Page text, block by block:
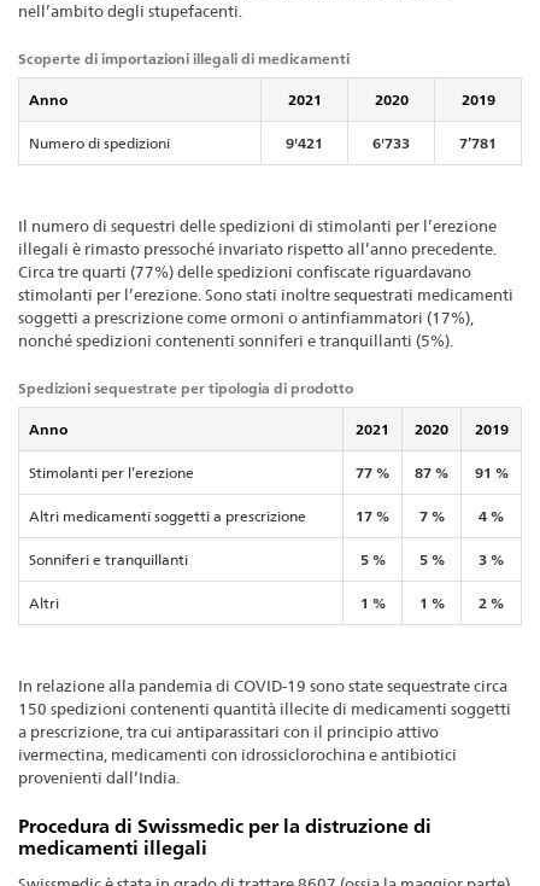
nell’ambito degli stupefacenti.
Scoperte di importazioni illegali di medicamenti
Anno 2021 2020 2019
Numero di spedizioni 9'421 6'733 7’781
Il numero di sequestri delle spedizioni di stimolanti per l’erezione
illegali è rimasto pressoché invariato rispetto all’anno precedente.
Circa tre quarti (77%) delle spedizioni confiscate riguardavano
stimolanti per l’erezione. Sono stati inoltre sequestrati medicamenti
soggetti a prescrizione come ormoni o antinfiammatori (17%),
nonché spedizioni contenenti sonniferi e tranquillanti (5%).
Spedizioni sequestrate per tipologia di prodotto
Anno 2021 2020 2019
Stimolanti per l’erezione 77 % 87 % 91 %
Altri medicamenti soggetti a prescrizione 17 % 7 % 4 %
Sonniferi e tranquillanti 5 % 5 % 3 %
Altri 1 % 1 % 2 %
In relazione alla pandemia di COVID-19 sono state sequestrate circa
150 spedizioni contenenti quantità illecite di medicamenti soggetti
a prescrizione, tra cui antiparassitari con il principio attivo
ivermectina, medicamenti con idrossiclorochina e antibiotici
provenienti dall’India.
Procedura di Swissmedic per la distruzione di
medicamenti illegali